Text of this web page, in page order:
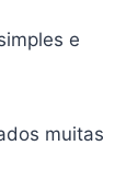
e
muitas